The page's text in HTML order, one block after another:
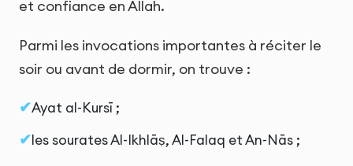
et confiance en Allah.
Parmi les invocations importantes à réciter le
soir ou avant de dormir, on trouve :
Ayat al-Kursī ;
les sourates Al-Ikhlāṣ, Al-Falaq et An-Nās ;